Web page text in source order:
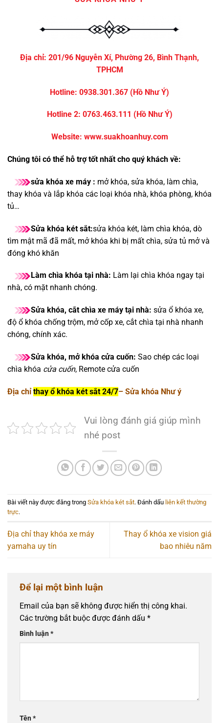
Địa chỉ: 201/96 Nguyễn Xí, Phường 26, Bình Thạnh,
TPHCM
Hotline: 0938.301.367 (Hồ Như Ý)
Hotline 2: 0763.463.111 (Hồ Như Ý)
Website: www.suakhoanhuy.com
Chúng tôi có thể hỗ trợ tốt nhất cho quý khách về:
sửa khóa xe máy : mở khóa, sửa khóa, làm chìa,
thay khóa và lắp khóa các loại khóa nhà, khóa phòng, khóa
tủ…
Sửa khóa két sắt:sửa khóa két, làm chìa khóa, dò
tìm mật mã đã mất, mở khóa khi bị mất chìa, sửa tủ mở và
đóng khó khăn
Làm chìa khóa tại nhà: Làm lại chìa khóa ngay tại
nhà, có mặt nhanh chóng.
Sửa khóa, cắt chìa xe máy tại nhà: sửa ổ khóa xe,
độ ổ khóa chống trộm, mở cốp xe, cắt chìa tại nhà nhanh
chóng, chính xác.
Sửa khóa, mở khóa cửa cuốn: Sao chép các loại
chìa khóa cửa cuốn, Remote cửa cuốn
Địa chỉthay ổ khóa két sắt 24/7– Sửa khóa Như ý
Vui lòng đánh giá giúp mình
nhé post
Bài viết này được đăng trong Sửa khóa két sắt. Đánh dấu liên kết thường
trực.
Địa chỉ thay khóa xe máy
yamaha uy tín
Thay ổ khóa xe vision giá
bao nhiêu năm
Để lại một bình luận
Email của bạn sẽ không được hiển thị công khai.
Các trường bắt buộc được đánh dấu *
Bình luận*
Tên*